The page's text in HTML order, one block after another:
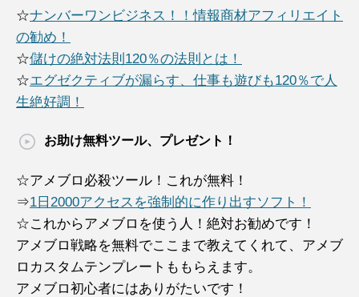
☆ナンバーワンビジネス！！情報商材アフィリエイト
の勧め！
☆儲けの絶対法則120％の法則とは！
☆エグゼクティブが漏らす、仕事も遊びも120％で人
生絶好調！
お助け無料ツール、プレゼント！
☆アメブロ必殺ツール！これが無料！
⇒1日2000アクセスを強制的に作り出すソフト！
☆これからアメブロを使う人！絶対お勧めです！
アメブロ戦略を無料でここまで教えてくれて、アメブ
ロカスタムテンプレートももらえます。
アメブロ初心者にはありがたいです！